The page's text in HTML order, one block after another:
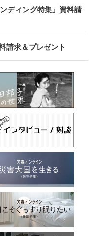
ディング特集」資料請
請求＆プレゼント